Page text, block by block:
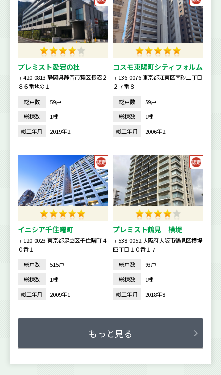
プレミスト愛宕の杜
〒420-0813 静岡県静岡市葵区長沼２
８６番地の１
総戸数
59戸
総棟数
1棟
竣工年月
2019年2
コスモ東陽町シティフォルム
〒136-0076 東京都江東区南砂二丁目
２７番８
総戸数
59戸
総棟数
1棟
竣工年月
2006年2
イニシア千住曙町
〒120-0023 東京都足立区千住曙町４
０番１
総戸数
515戸
総棟数
1棟
竣工年月
2009年1
プレミスト鶴見 横堤
〒538-0052 大阪府大阪市鶴見区横堤
四丁目１０番１７
総戸数
93戸
総棟数
1棟
竣工年月
2018年8
もっと見る